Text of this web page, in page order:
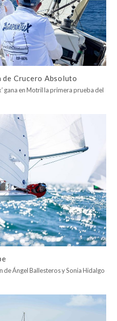
de Crucero Absoluto
gana en Motril la primera prueba del
de Ángel Ballesteros y Sonia Hidalgo